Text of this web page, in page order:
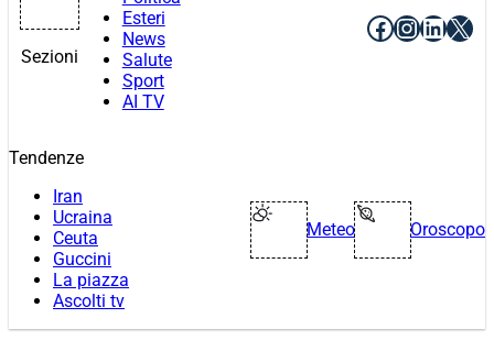
Sezioni
Esteri
News
Salute
Sport
AI TV
Facebook
X
Tendenze
Iran
Ucraina
Ceuta
Guccini
La piazza
Ascolti tv
Meteo Oroscopo